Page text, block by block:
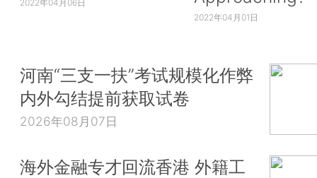
2022年04月06日
2022年04月01日
河南“三支一扶”考试规模化作弊
内外勾结提前获取试卷
2026年08月07日
海外金融专才回流香港 外籍工